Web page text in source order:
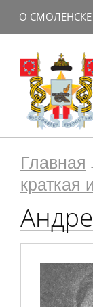
О СМОЛЕНСКЕ
Главная
краткая